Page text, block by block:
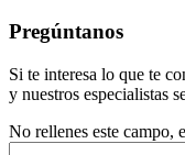
Pregúntanos
Si te interesa lo que te
y nuestros especialistas
No rellenes este campo,